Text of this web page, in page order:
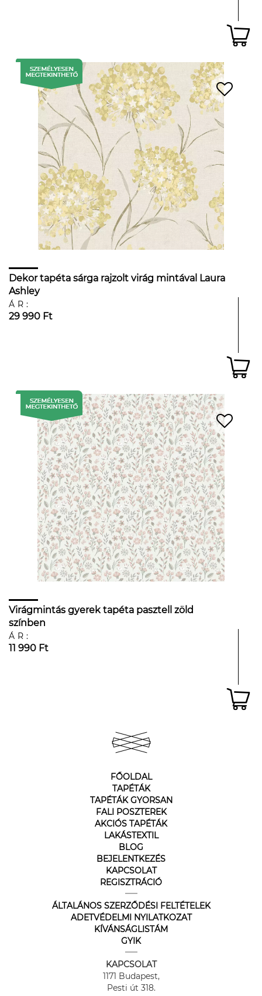
Dekor tapéta sárga rajzolt virág mintával Laura
Ashley
ÁR:
29 990 Ft
Virágmintás gyerek tapéta pasztell zöld
színben
ÁR:
11 990 Ft
FŐOLDAL
TAPÉTÁK
TAPÉTÁK GYORSAN
FALI POSZTEREK
AKCIÓS TAPÉTÁK
LAKÁSTEXTIL
BLOG
BEJELENTKEZÉS
KAPCSOLAT
REGISZTRÁCIÓ
ÁLTALÁNOS SZERZŐDÉSI FELTÉTELEK
ADETVÉDELMI NYILATKOZAT
KÍVÁNSÁGLISTÁM
GYIK
KAPCSOLAT
1171 Budapest,
Pesti út 318.